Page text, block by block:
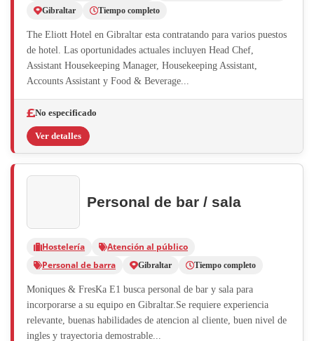
Gibraltar Tiempo completo
The Eliott Hotel en Gibraltar esta contratando para varios puestos
de hotel. Las oportunidades actuales incluyen Head Chef,
Assistant Housekeeping Manager, Housekeeping Assistant,
Accounts Assistant y Food & Beverage...
No especificado
Ver detalles
Personal de bar / sala
Hostelería
Atención al público
Personal de barra
Gibraltar Tiempo completo
Moniques & FresKa E1 busca personal de bar y sala para
incorporarse a su equipo en Gibraltar.Se requiere experiencia
relevante, buenas habilidades de atencion al cliente, buen nivel de
ingles y trayectoria demostrable...